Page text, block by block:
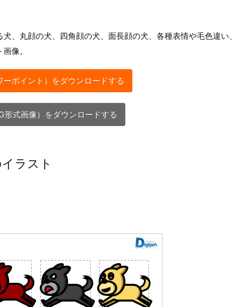
、丸顔の犬、四角顔の犬、面長顔の犬、各種表情や毛色違い
像。
ポイント）をダウンロードする
形式画像）をダウンロードする
ラスト